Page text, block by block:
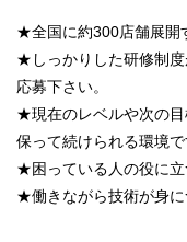
★全国に約300店舗展
★しっかりした研修制
応募下さい。
★現在のレベルや次の
保って続けられる環境で
★困っている人の役に立
★働きながら技術が身に